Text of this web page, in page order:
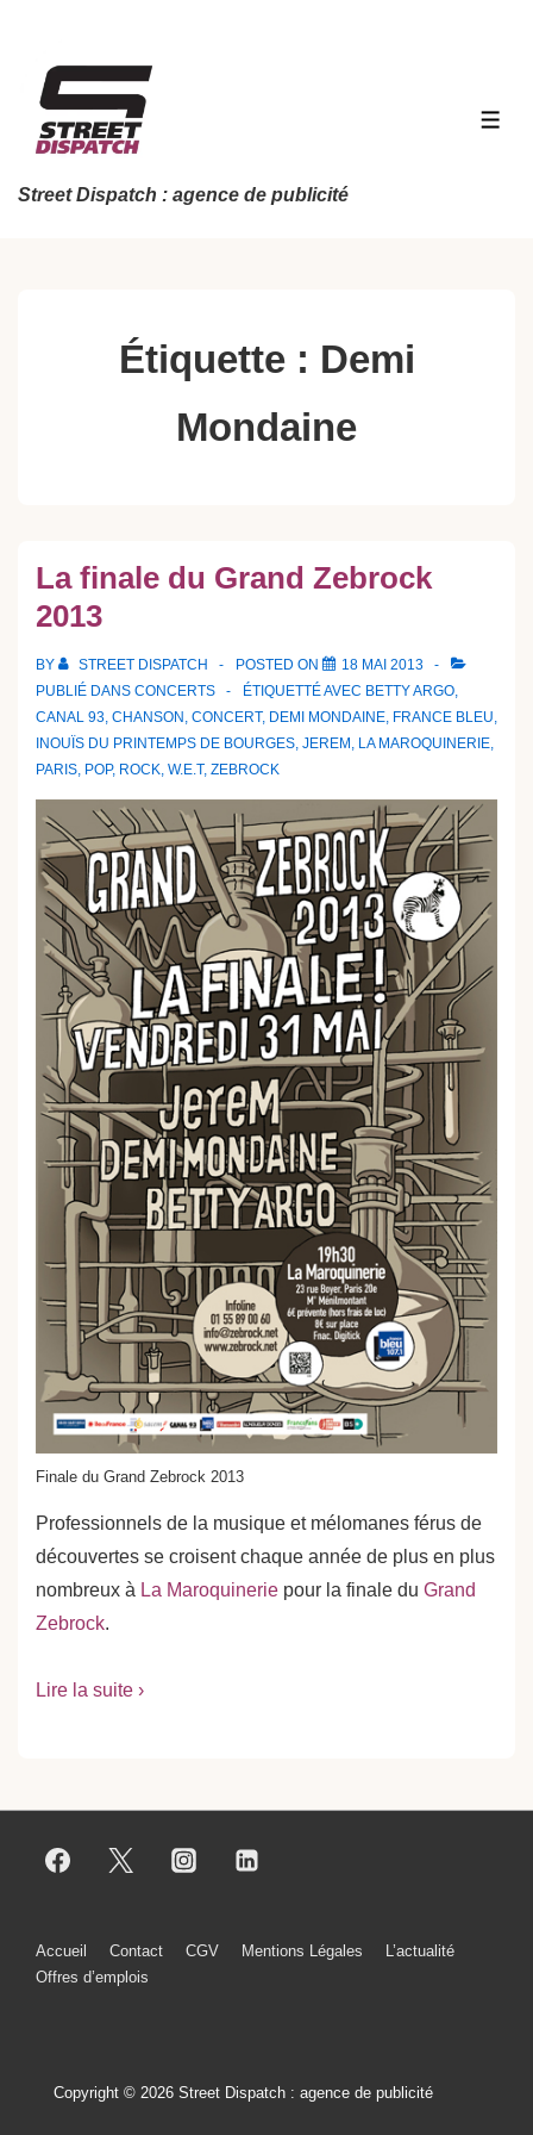
contenu
principal
Street Dispatch : agence de publicité
Étiquette : Demi
Mondaine
La finale du Grand Zebrock
2013
BY STREET DISPATCH POSTED ON
18 MAI 2013
PUBLIÉ DANS CONCERTS ÉTIQUETTÉ AVEC BETTY ARGO,
CANAL 93, CHANSON , CONCERT, DEMI MONDAINE, FRANCE BLEU,
INOUÏS DU PRINTEMPS DE BOURGES, JEREM , LA MAROQUINERIE,
PARIS, POP, ROCK, W.E.T, ZEBROCK
Finale du Grand Zebrock 2013
Professionnels de la musique et mélomanes férus de
découvertes se croisent chaque année de plus en plus
nombreux à La Maroquinerie pour la finale du Grand
Zebrock.
Lire la suite ›
Menu
page
Accueil Contact CGV Mentions Légales
L’actualité
Offres d’emplois
Copyright © 2026 Street Dispatch : agence de publicité